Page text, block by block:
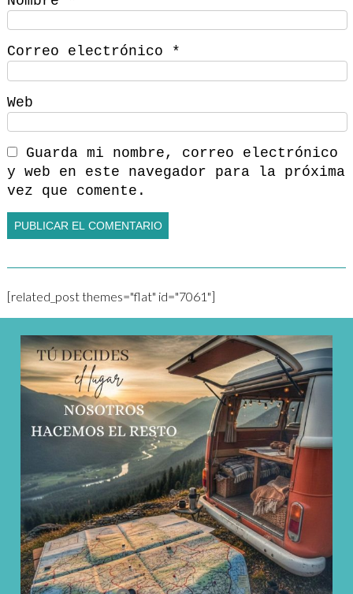
Correo electrónico *
Web
Guarda mi nombre, correo electrónico
y web en este navegador para la próxima
vez que comente.
[related_post themes="flat" id="7061"]